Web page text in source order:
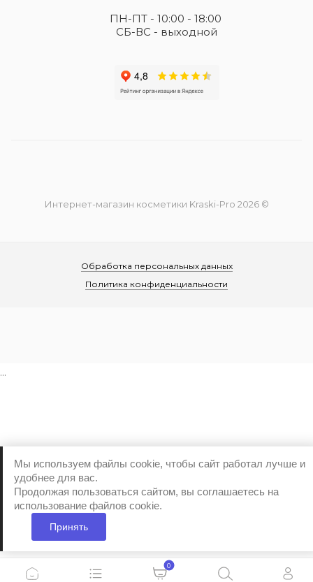
ПН-ПТ - 10:00 - 18:00
СБ-ВС - выходной
Интернет-магазин косметики Kraski-Pro 2026 ©
Обработка персональных данных
Политика конфиденциальности
...
Мы используем файлы cookie, чтобы сайт работал лучше и
удобнее для вас.
Продолжая пользоваться сайтом, вы соглашаетесь на
использование файлов cookie.
Принять
0